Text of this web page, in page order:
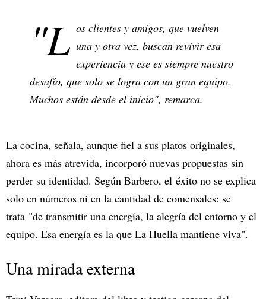
"L os clientes y amigos, que vuelven
una y otra vez, buscan revivir esa
experiencia y ese es siempre nuestro
desafío, que solo se logra con un gran equipo.
Muchos están desde el inicio", remarca.
La cocina, señala, aunque fiel a sus platos originales,
ahora es más atrevida, incorporó nuevas propuestas sin
perder su identidad. Según Barbero, el éxito no se explica
solo en números ni en la cantidad de comensales: se
trata "de transmitir una energía, la alegría del entorno y el
equipo. Esa energía es la que La Huella mantiene viva".
Una mirada externa